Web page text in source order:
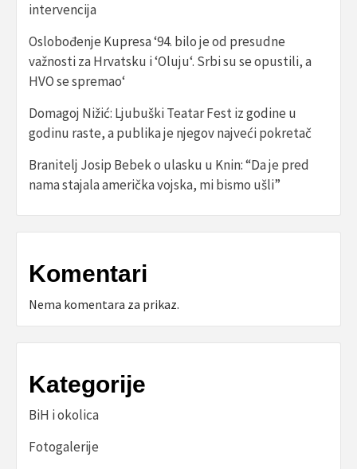
intervencija
Oslobođenje Kupresa ‘94. bilo je od presudne
važnosti za Hrvatsku i ‘Oluju‘. Srbi su se opustili, a
HVO se spremao‘
Domagoj Nižić: Ljubuški Teatar Fest iz godine u
godinu raste, a publika je njegov najveći pokretač
Branitelj Josip Bebek o ulasku u Knin: “Da je pred
nama stajala američka vojska, mi bismo ušli”
Komentari
Nema komentara za prikaz.
Kategorije
BiH i okolica
Fotogalerije